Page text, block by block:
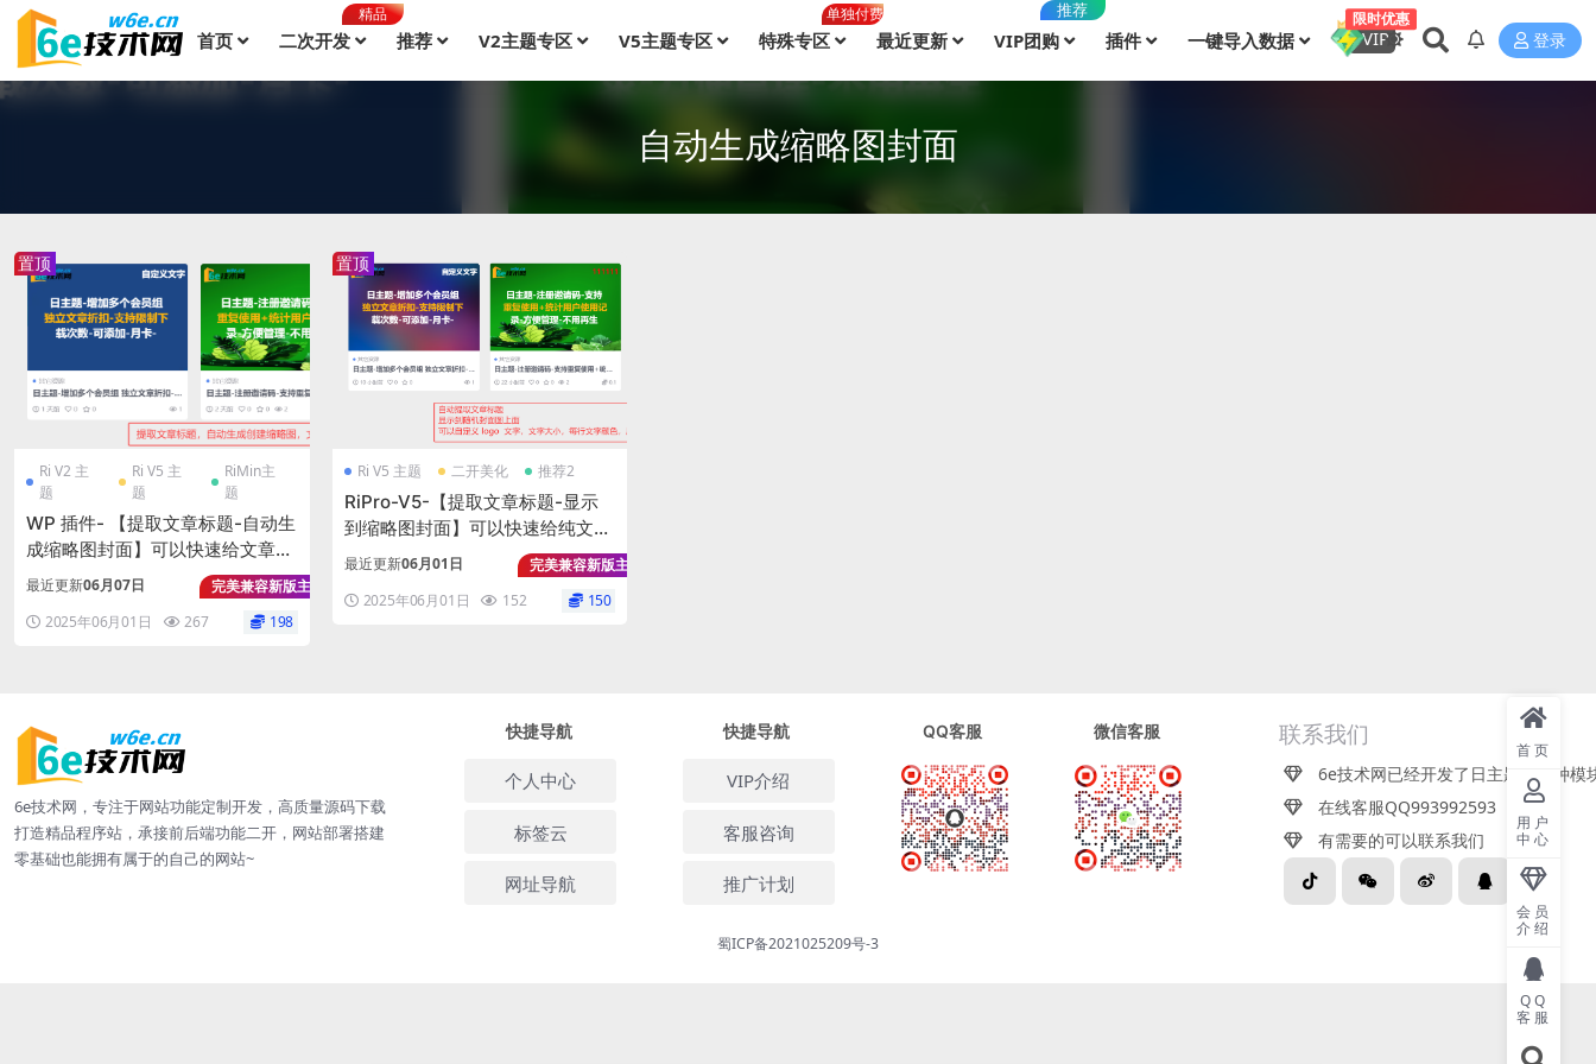
首页 二次开发
精品
推荐 V2主题专区 V5主题专区 特殊专区
单独付费
最近更新 VIP团购
推荐
插件 一键导入数据 VIP
限时优惠
登录
自动生成缩略图封面
Ri V2 主
题
Ri V5 主
题
RiMin主
题
WP 插件- 【提取文章标题-自动生
成缩略图封面】可以快速给文章配
封面图-支持V5-V2-理论其它WP
主题也支持-可塑性非常高
置顶
最近更新06月07日
完美兼容新版主题
2025年06月01日
267 198
Ri V5 主题 二开美化 推荐2
RiPro-V5-【提取文章标题-显示
到缩略图封面】可以快速给纯文章
配封面图-支持多种风格模式-可塑
置顶
最近更新06月01日
完美兼容新版主题
2025年06月01日
152 150
6e技术网，专注于网站功能定制开发，高质量源码下载
打造精品程序站，承接前后端功能二开，网站部署搭建
零基础也能拥有属于的自己的网站~
快捷导航
个人中心
标签云
网址导航
快捷导航
VIP介绍
客服咨询
推广计划
QQ客服 微信客服 联系我们
6e技术网已经开发了日主题近百种模
在线客服QQ993992593
有需要的可以联系我们
蜀ICP备2021025209号-3
首页
用户
中心
会员
介绍
QQ
客服